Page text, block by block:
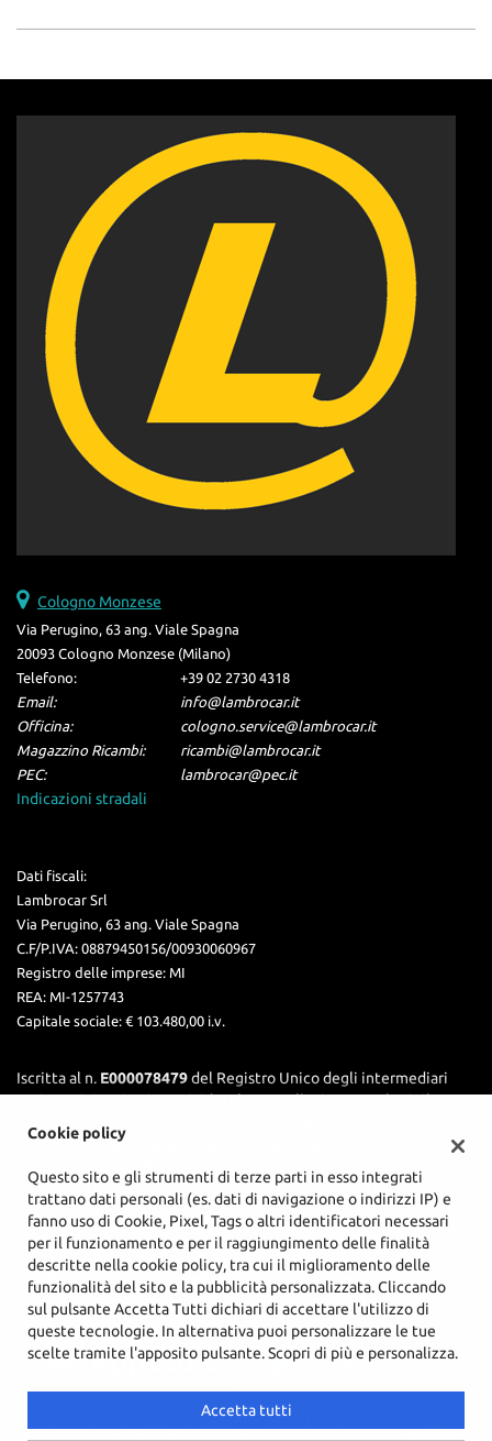
Cologno Monzese
Via Perugino, 63 ang. Viale Spagna
20093 Cologno Monzese (Milano)
Telefono:
+39 02 2730 4318
Email:
info@lambrocar.it
Officina:
cologno.service@lambrocar.it
Magazzino Ricambi:
ricambi@lambrocar.it
PEC:
lambrocar@pec.it
Indicazioni stradali
Dati fiscali:
Lambrocar Srl
Via Perugino, 63 ang. Viale Spagna
C.F/P.IVA: 08879450156/00930060967
Registro delle imprese: MI
REA: MI-1257743
Capitale sociale: € 103.480,00 i.v.
Iscritta al n. E000078479del Registro Unico degli intermediari
Assicurativi e Riassicurativi (RUI) presso l’Istituto per la vigilanza
sulle assicurazioni (IVASS) Soggetta alla vigilanza dell'IVASS
È possibile presentare reclami scrivendo a
amministrazione@lambrocar.it.
Nel sito internetIVASSè possibile consultare gli estremi
dell'iscrizione al RUI.
Copyright © 2026 GestionaleAuto.com S.r.l., Tutti i diritti riservati -
Cookie policy
Questo sito e gli strumenti di terze parti in esso integrati
trattano dati personali (es. dati di navigazione o indirizzi IP) e
fanno uso di Cookie, Pixel, Tags o altri identificatori necessari
per il funzionamento e per il raggiungimento delle finalità
descritte nella cookie policy, tra cui il miglioramento delle
funzionalità del sito e la pubblicità personalizzata. Cliccando
sul pulsante Accetta Tutti dichiari di accettare l'utilizzo di
queste tecnologie. In alternativa puoi personalizzare le tue
scelte tramite l'apposito pulsante. Scopri di più e personalizza.
Accetta tutti